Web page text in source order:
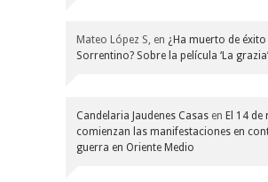
Mateo López S, en ¿Ha muerto de éxito
Sorrentino? Sobre la película ‘La grazia’
Candelaria Jaudenes Casas en El 14 de
comienzan las manifestaciones en
guerra en Oriente Medio